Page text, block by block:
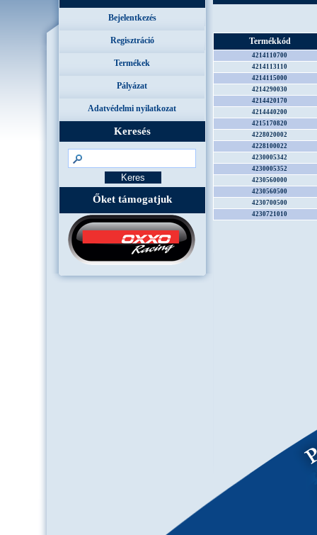
Bejelentkezés
Regisztráció
Termékek
Pályázat
Adatvédelmi nyilatkozat
Keresés
Őket támogatjuk
Termékkód
4214110700
4214113110
4214115000
4214290030
4214420170
4214440200
4215170820
4228020002
4228100022
4230005342
4230005352
4230560000
4230560500
4230700500
4230721010